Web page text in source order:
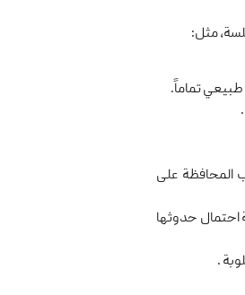
مثل:
تماماً.
المحافظة على
احتمال حدوثها
.